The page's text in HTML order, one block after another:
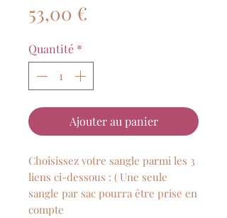
53,00 €
Quantité *
Ajouter au panier
Choisissez votre sangle parmi les 3
liens ci-dessous : ( Une seule
sangle par sac pourra être prise en
compte